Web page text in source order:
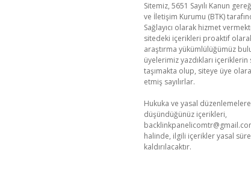
Sitemiz, 5651 Sayılı Kanun
ve İletişim Kurumu (BTK)
Sağlayıcı olarak hizmet
sitedeki içerikleri proaktif
araştırma yükümlülüğümüz
üyelerimiz yazdıkları
taşımakta olup, siteye üye
etmiş sayılırlar.
Hukuka ve yasal
düşündüğünüz içerikleri,
halinde, ilgili içerikler yasal
kaldırılacaktır.